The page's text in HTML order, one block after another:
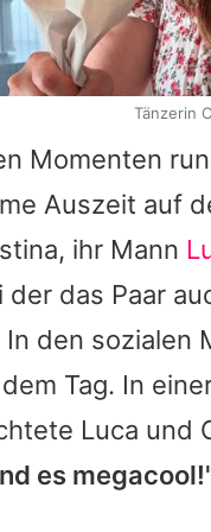
Momenten
Auszeit auf
, ihr Mann
das Paar
den sozialen
Tag. In
Luca und
es
Tänzerin